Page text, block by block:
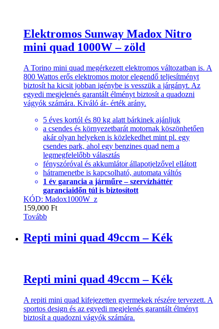
Elektromos Sunway Madox Nitro
mini quad 1000W – zöld
A Torino mini quad megérkezett elektromos változatban is. A
800 Wattos erős elektromos motor elegendő teljesítményt
biztosít ha kicsit jobban igénybe is vesszük a járgányt. Az
egyedi megjelenés garantált élményt biztosít a quadozni
vágyók számára. Kiváló ár- érték arány.
5 éves kortól és 80 kg alatt bárkinek ajánljuk
a csendes és környezetbarát motornak köszönhetően
akár olyan helyeken is közlekedhet mint pl. egy
csendes park, ahol egy benzines quad nem a
legmegfelelőbb választás
fényszóróval és akkumlátor állapotjelzővel ellátott
hátramenetbe is kapcsolható, automata váltós
1 év garancia a járműre – szervízháttér
garanciaidőn túl is biztosított
KÓD: Madox1000W_z
159,000 Ft
Tovább
Repti mini quad 49ccm – Kék
Repti mini quad 49ccm – Kék
A repiti mini quad kifejezetten gyermekek részére tervezett. A
sportos design és az egyedi megjelenés garantált élményt
biztosít a quadozni vágyók számára.